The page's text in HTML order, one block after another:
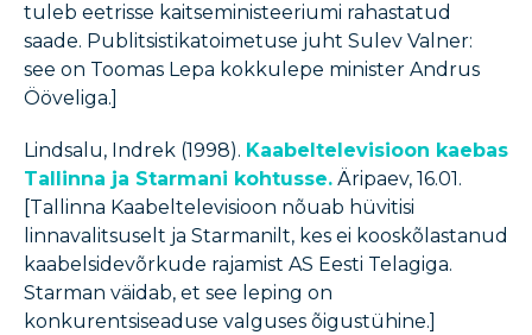
tuleb eetrisse kaitseministeeriumi rahastatud
saade. Publitsistikatoimetuse juht Sulev Valner:
see on Toomas Lepa kokkulepe minister Andrus
Ööveliga.]
Lindsalu, Indrek (1998). Kaabeltelevisioon kaebas
Tallinna ja Starmani kohtusse. Äripaev, 16.01.
[Tallinna Kaabeltelevisioon nõuab hüvitisi
linnavalitsuselt ja Starmanilt, kes ei kooskõlastanud
kaabelsidevõrkude rajamist AS Eesti Telagiga.
Starman väidab, et see leping on
konkurentsiseaduse valguses õigustühine.]